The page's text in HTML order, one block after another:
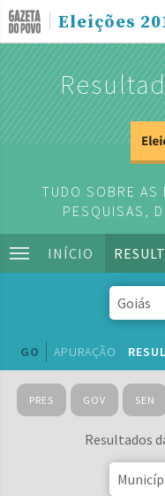
Eleições
TUDO SOBRE
PESQUISAS,
INÍCIO
GO APURAÇÃO
PRES GOV SEN
Resultados